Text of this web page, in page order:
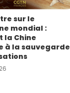
sur le
mondial :
la Chine
à la sauvegarde